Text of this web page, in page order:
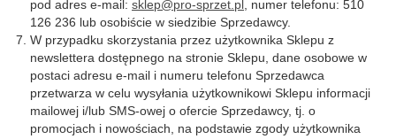
pod adres e-mail: sklep@pro-sprzet.pl , numer telefonu: 510
126 236 lub osobiście w siedzibie Sprzedawcy.
W przypadku skorzystania przez użytkownika Sklepu z
newslettera dostępnego na stronie Sklepu, dane osobowe w
postaci adresu e-mail i numeru telefonu Sprzedawca
przetwarza w celu wysyłania użytkownikowi Sklepu informacji
mailowej i/lub SMS-owej o ofercie Sprzedawcy, tj. o
promocjach i nowościach, na podstawie zgody użytkownika